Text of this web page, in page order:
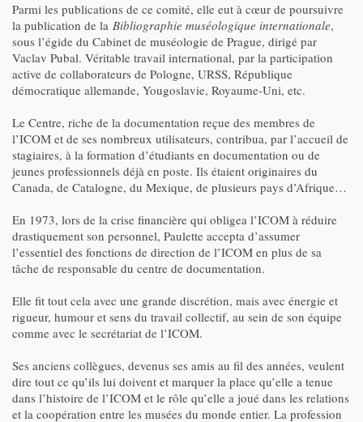
Parmi les publications de ce comité, elle eut à cœur de poursuivre
la publication de la Bibliographie muséologique internationale,
sous l’égide du Cabinet de muséologie de Prague, dirigé par
Vaclav Pubal. Véritable travail international, par la participation
active de collaborateurs de Pologne, URSS, République
démocratique allemande, Yougoslavie, Royaume-Uni, etc.
Le Centre, riche de la documentation reçue des membres de
l’ICOM et de ses nombreux utilisateurs, contribua, par l’accueil de
stagiaires, à la formation d’étudiants en documentation ou de
jeunes professionnels déjà en poste. Ils étaient originaires du
Canada, de Catalogne, du Mexique, de plusieurs pays d’Afrique…
En 1973, lors de la crise financière qui obligea l’ICOM à réduire
drastiquement son personnel, Paulette accepta d’assumer
l’essentiel des fonctions de direction de l’ICOM en plus de sa
tâche de responsable du centre de documentation.
Elle fit tout cela avec une grande discrétion, mais avec énergie et
rigueur, humour et sens du travail collectif, au sein de son équipe
comme avec le secrétariat de l’ICOM.
Ses anciens collègues, devenus ses amis au fil des années, veulent
dire tout ce qu’ils lui doivent et marquer la place qu’elle a tenue
dans l’histoire de l’ICOM et le rôle qu’elle a joué dans les relations
et la coopération entre les musées du monde entier. La profession